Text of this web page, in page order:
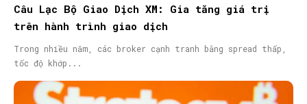
Câu Lạc Bộ Giao Dịch XM: Gia tăng giá trị
trên hành trình giao dịch
Trong nhiều năm, các broker cạnh tranh bằng spread thấp,
tốc độ khớp...